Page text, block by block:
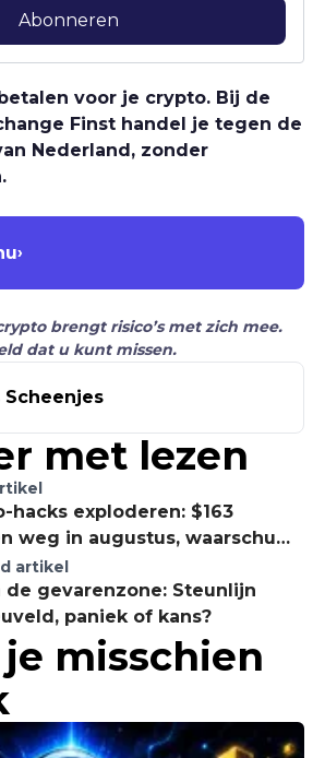
Abonneren
voor je crypto. Bij de
Finst handel je tegen de
Nederland, zonder
›
brengt risico’s met zich mee.
dat u kunt missen.
Scheenjes
met lezen
hacks exploderen: $163
weg in augustus, waarschuwt
artikel
de gevarenzone: Steunlijn
paniek of kans?
misschien